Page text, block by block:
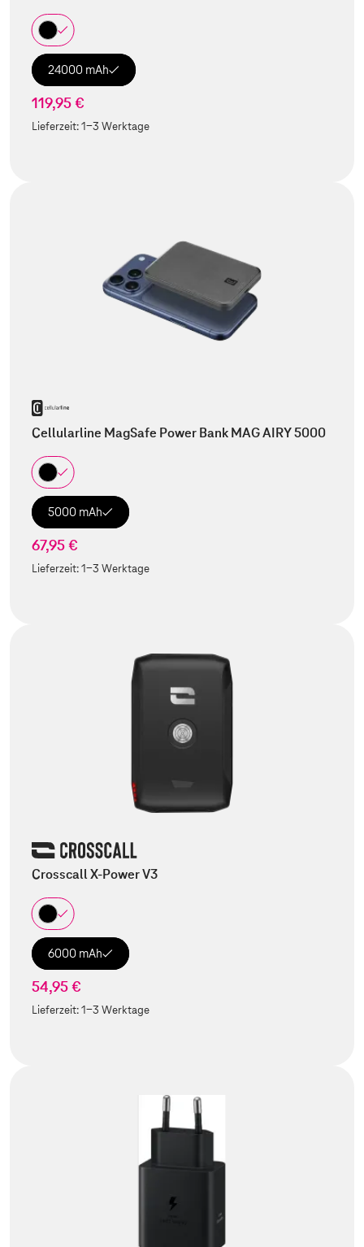
24000 mAh
119,95 €
Lieferzeit:1-3 Werktage
Cellularline MagSafe Power Bank MAG AIRY 5000
5000 mAh
67,95 €
Lieferzeit:1-3 Werktage
Crosscall X-Power V3
6000 mAh
54,95 €
Lieferzeit:1-3 Werktage